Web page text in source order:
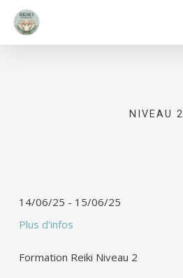
main
NIVEAU 2
14/06/25 - 15/06/25
Plus d'infos
Formation Reiki Niveau 2